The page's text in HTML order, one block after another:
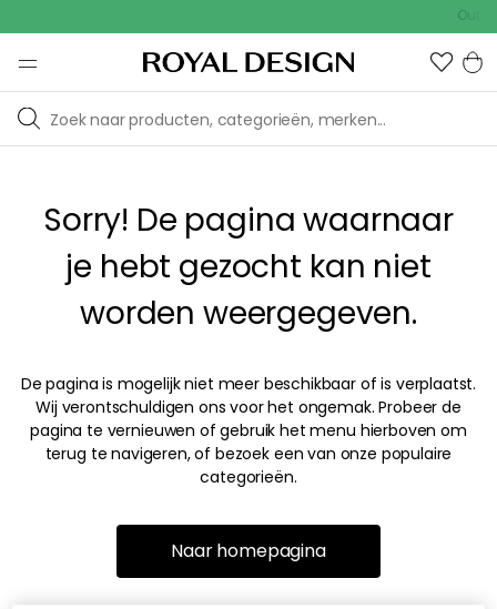
Sorry! De pagina waarnaar
je hebt gezocht kan niet
worden weergegeven.
De pagina is mogelijk niet meer beschikbaar of is verplaatst.
Wij verontschuldigen ons voor het ongemak. Probeer de
pagina te vernieuwen of gebruik het menu hierboven om
terug te navigeren, of bezoek een van onze populaire
categorieën.
Naar homepagina